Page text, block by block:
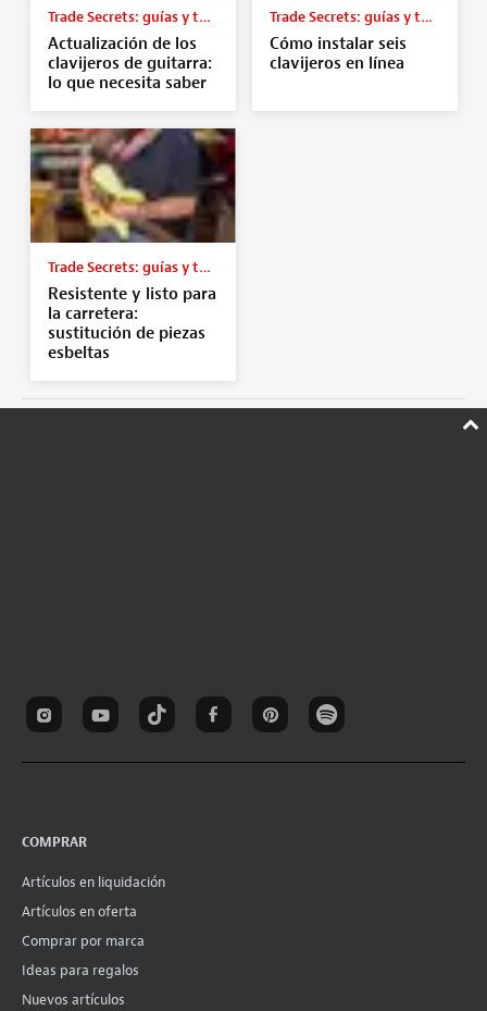
Trade Secrets: guías y tutoriales
Actualización de los
clavijeros de guitarra:
lo que necesita saber
Trade Secrets: guías y tutoriales
Cómo instalar seis
clavijeros en línea
Trade Secrets: guías y tutoriales
Resistente y listo para
la carretera:
sustitución de piezas
esbeltas
COMPRAR
Artículos en liquidación
Artículos en oferta
Comprar por marca
Ideas para regalos
Nuevos artículos